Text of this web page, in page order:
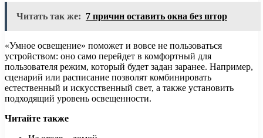
Читать так же: 7 причин оставить окна без штор
«Умное освещение» поможет и вовсе не пользоваться
устройством: оно само перейдет в комфортный для
пользователя режим, который будет задан заранее. Например,
сценарий или расписание позволят комбинировать
естественный и искусственный свет, а также установить
подходящий уровень освещенности.
Читайте также